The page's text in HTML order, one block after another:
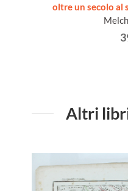
oltre un secolo al
Altri